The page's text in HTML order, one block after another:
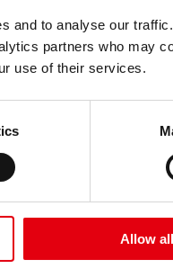
and to analyse our
partners who may
use of their services.
Allow all